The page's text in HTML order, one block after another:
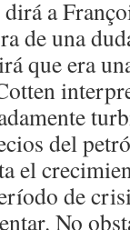
a
de una
que era
del
el
de
No